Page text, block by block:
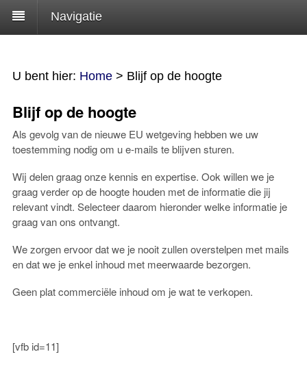
Navigatie
U bent hier: Home > Blijf op de hoogte
Blijf op de hoogte
Als gevolg van de nieuwe EU wetgeving hebben we uw
toestemming nodig om u e-mails te blijven sturen.
Wij delen graag onze kennis en expertise. Ook willen we je
graag verder op de hoogte houden met de informatie die jij
relevant vindt. Selecteer daarom hieronder welke informatie je
graag van ons ontvangt.
We zorgen ervoor dat we je nooit zullen overstelpen met mails
en dat we je enkel inhoud met meerwaarde bezorgen.
Geen plat commerciële inhoud om je wat te verkopen.
[vfb id=11]